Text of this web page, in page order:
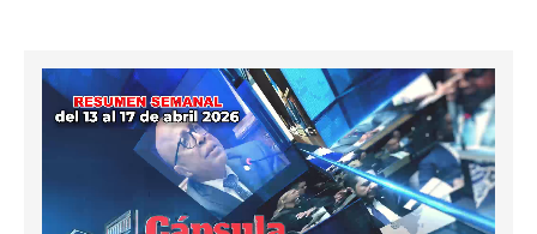
Reproductor
vídeo